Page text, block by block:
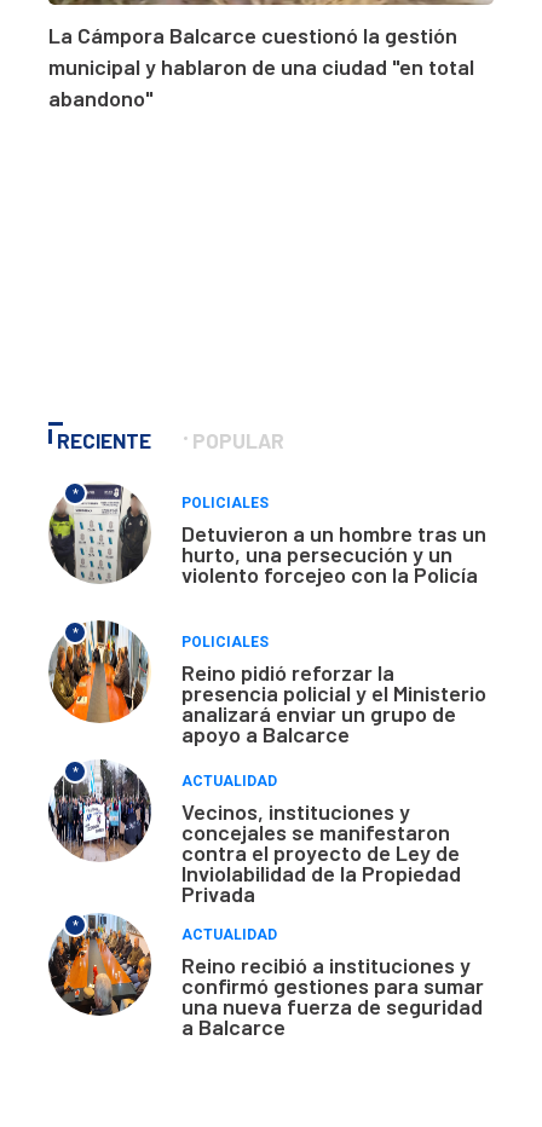
La Cámpora Balcarce cuestionó la gestión
municipal y hablaron de una ciudad "en total
abandono"
RECIENTE POPULAR
*
POLICIALES
Detuvieron a un hombre tras un
hurto, una persecución y un
violento forcejeo con la Policía
*
POLICIALES
Reino pidió reforzar la
presencia policial y el Ministerio
analizará enviar un grupo de
apoyo a Balcarce
*
ACTUALIDAD
Vecinos, instituciones y
concejales se manifestaron
contra el proyecto de Ley de
Inviolabilidad de la Propiedad
Privada
*
ACTUALIDAD
Reino recibió a instituciones y
confirmó gestiones para sumar
una nueva fuerza de seguridad
a Balcarce